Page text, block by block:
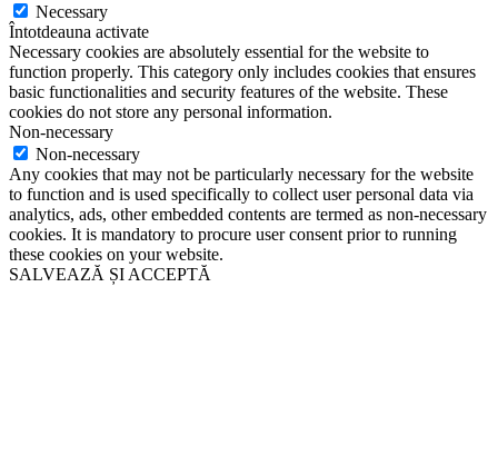
Necessary
Întotdeauna activate
Necessary cookies are absolutely essential for the website to
function properly. This category only includes cookies that ensures
basic functionalities and security features of the website. These
cookies do not store any personal information.
Non-necessary
Non-necessary
Any cookies that may not be particularly necessary for the website
to function and is used specifically to collect user personal data via
analytics, ads, other embedded contents are termed as non-necessary
cookies. It is mandatory to procure user consent prior to running
these cookies on your website.
SALVEAZĂ ȘI ACCEPTĂ